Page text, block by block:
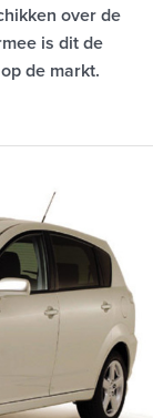
over de
is dit de
de markt.